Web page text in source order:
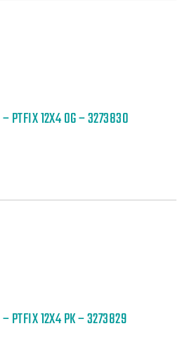
12X4 OG – 3273830
12X4 PK – 3273829